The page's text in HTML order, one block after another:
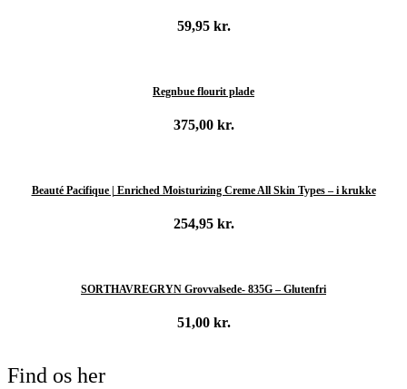
59,95 kr.
Regnbue flourit plade
375,00 kr.
Beauté Pacifique | Enriched Moisturizing Creme All Skin Types – i krukke
254,95 kr.
SORTHAVREGRYN Grovvalsede- 835G – Glutenfri
51,00 kr.
Find os her